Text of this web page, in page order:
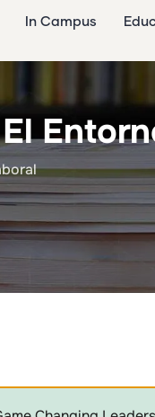
In Campus